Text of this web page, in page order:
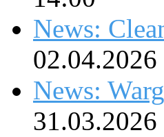
News:
News:
31.03.2026